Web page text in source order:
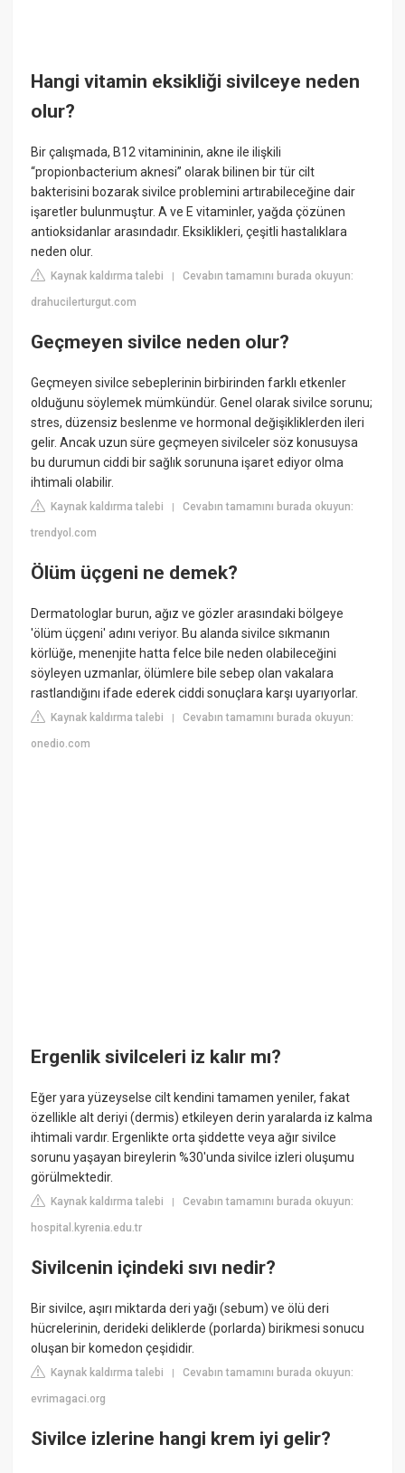
Hangi vitamin eksikliği sivilceye neden
olur?
Bir çalışmada, B12 vitamininin, akne ile ilişkili
“propionbacterium aknesi” olarak bilinen bir tür cilt
bakterisini bozarak sivilce problemini artırabileceğine dair
işaretler bulunmuştur. A ve E vitaminler, yağda çözünen
antioksidanlar arasındadır. Eksiklikleri, çeşitli hastalıklara
neden olur.
Kaynak kaldırma talebi |Cevabın tamamını burada okuyun:
drahucilerturgut.com
Geçmeyen sivilce neden olur?
Geçmeyen sivilce sebeplerinin birbirinden farklı etkenler
olduğunu söylemek mümkündür. Genel olarak sivilce sorunu;
stres, düzensiz beslenme ve hormonal değişikliklerden ileri
gelir. Ancak uzun süre geçmeyen sivilceler söz konusuysa
bu durumun ciddi bir sağlık sorununa işaret ediyor olma
ihtimali olabilir.
Kaynak kaldırma talebi |Cevabın tamamını burada okuyun:
trendyol.com
Ölüm üçgeni ne demek?
Dermatologlar burun, ağız ve gözler arasındaki bölgeye
'ölüm üçgeni' adını veriyor. Bu alanda sivilce sıkmanın
körlüğe, menenjite hatta felce bile neden olabileceğini
söyleyen uzmanlar, ölümlere bile sebep olan vakalara
rastlandığını ifade ederek ciddi sonuçlara karşı uyarıyorlar.
Kaynak kaldırma talebi |Cevabın tamamını burada okuyun:
onedio.com
Ergenlik sivilceleri iz kalır mı?
Eğer yara yüzeyselse cilt kendini tamamen yeniler, fakat
özellikle alt deriyi (dermis) etkileyen derin yaralarda iz kalma
ihtimali vardır. Ergenlikte orta şiddette veya ağır sivilce
sorunu yaşayan bireylerin %30'unda sivilce izleri oluşumu
görülmektedir.
Kaynak kaldırma talebi |Cevabın tamamını burada okuyun:
hospital.kyrenia.edu.tr
Sivilcenin içindeki sıvı nedir?
Bir sivilce, aşırı miktarda deri yağı (sebum) ve ölü deri
hücrelerinin, derideki deliklerde (porlarda) birikmesi sonucu
oluşan bir komedon çeşididir.
Kaynak kaldırma talebi |Cevabın tamamını burada okuyun:
evrimagaci.org
Sivilce izlerine hangi krem iyi gelir?